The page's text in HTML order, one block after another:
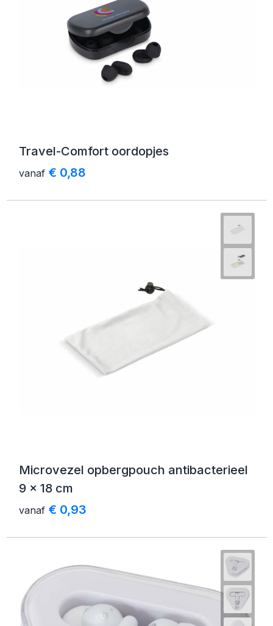
Travel-Comfort oordopjes
vanaf € 0,88
Microvezel opbergpouch antibacterieel
9 x 18 cm
vanaf € 0,93